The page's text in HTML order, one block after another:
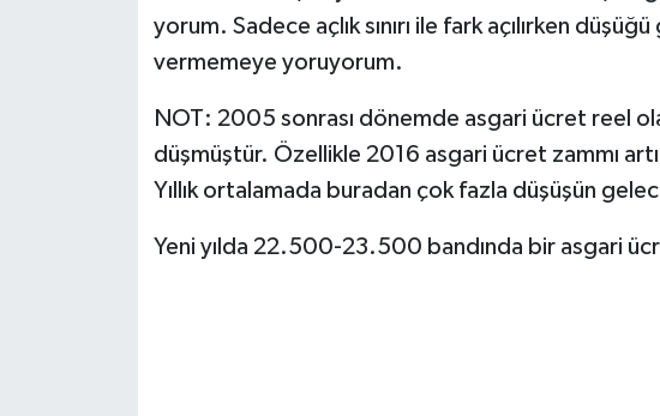
yorum. Sadece açlık sınırı ile fark açılır­ken
vermemeye yoruyorum.
NOT: 2005 sonrası dönemde asgari üc­ret reel
düşmüştür. Özellikle 2016 asgari ücret zammı
Yıllık ortalamada buradan çok fazla düşüşün
Yeni yılda 22.500-23.500 bandında bir asgari